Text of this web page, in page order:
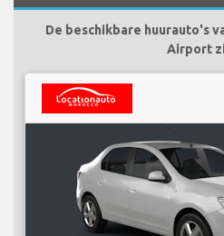
De beschikbare huurauto's
Airport